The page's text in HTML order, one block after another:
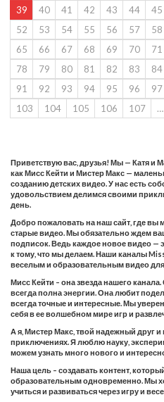
39
40 41 42 43 44 45
52
53 54 55 56 57 58
65
66 67 68 69 70 71
78
79 80 81 82 83 84
91
92 93 94 95 96 97
103
104 105 106 107 …
Приветствую вас, друзья! Мы — Катя и
как Мисс Кейти и Мистер Макс —
созданию детских видео. У нас есть
удовольствием делимся своими
день.
Добро пожаловать на наш сайт, где вы
старые видео. Мы обязательно ждем
подписок. Ведь каждое новое видео —
к тому, что мы делаем. Наши каналы
веселым и образовательным видео для
Мисс Кейти – она звезда нашего
всегда полна энергии. Она любит
всегда точные и интересные. Мы
себя в ее волшебном мире игр и
А я, Мистер Макс, твой надежный друг
приключениях. Я люблю науку,
можем узнать много нового и
Наша цель – создавать контент,
образовательным одновременно. Мы
учиться и развиваться через игру и